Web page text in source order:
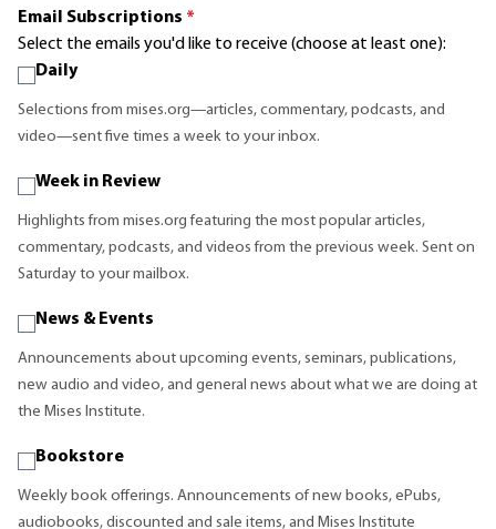
Email Subscriptions *
Select the emails you'd like to receive (choose at least one):
Daily
Selections from mises.org—articles, commentary, podcasts, and
video—sent five times a week to your inbox.
Week in Review
Highlights from mises.org featuring the most popular articles,
commentary, podcasts, and videos from the previous week. Sent on
Saturday to your mailbox.
News & Events
Announcements about upcoming events, seminars, publications,
new audio and video, and general news about what we are doing at
the Mises Institute.
Bookstore
Weekly book offerings. Announcements of new books, ePubs,
audiobooks, discounted and sale items, and Mises Institute